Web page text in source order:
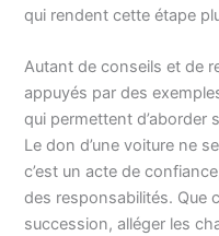
qui rendent cette étape
Autant de conseils et de
appuyés par des
qui permettent d’aborder
Le don d’une voiture ne
c’est un acte de
des responsabilités. Que
succession, alléger les